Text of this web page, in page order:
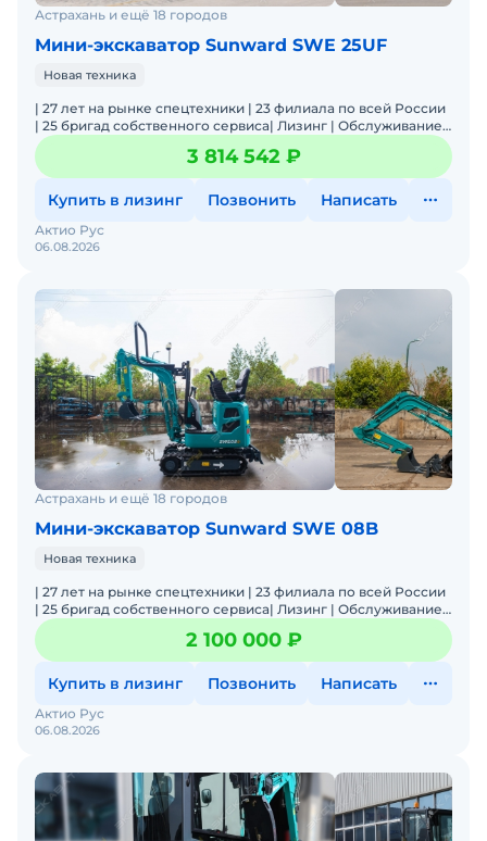
Полная документация. Доставка по РФ.
Астрахань и ещё 18 городов
Мини-экскаватор Sunward SWE 25UF
Новая техника
| 27 лет на рынке спецтехники | 23 филиала по всей России
| 25 бригад собственного сервиса| Лизинг | Обслуживание
и ремонт | Оригинальные запчасти | Широкая лин
3 814 542 ₽
Купить в лизинг Позвонить Написать
06.08.2026
Актио Рус
Астрахань и ещё 18 городов
Мини-экскаватор Sunward SWE 08B
Новая техника
| 27 лет на рынке спецтехники | 23 филиала по всей России
| 25 бригад собственного сервиса| Лизинг | Обслуживание
и ремонт | Оригинальные запчасти | Широкая лин
2 100 000 ₽
Купить в лизинг Позвонить Написать
06.08.2026
Актио Рус